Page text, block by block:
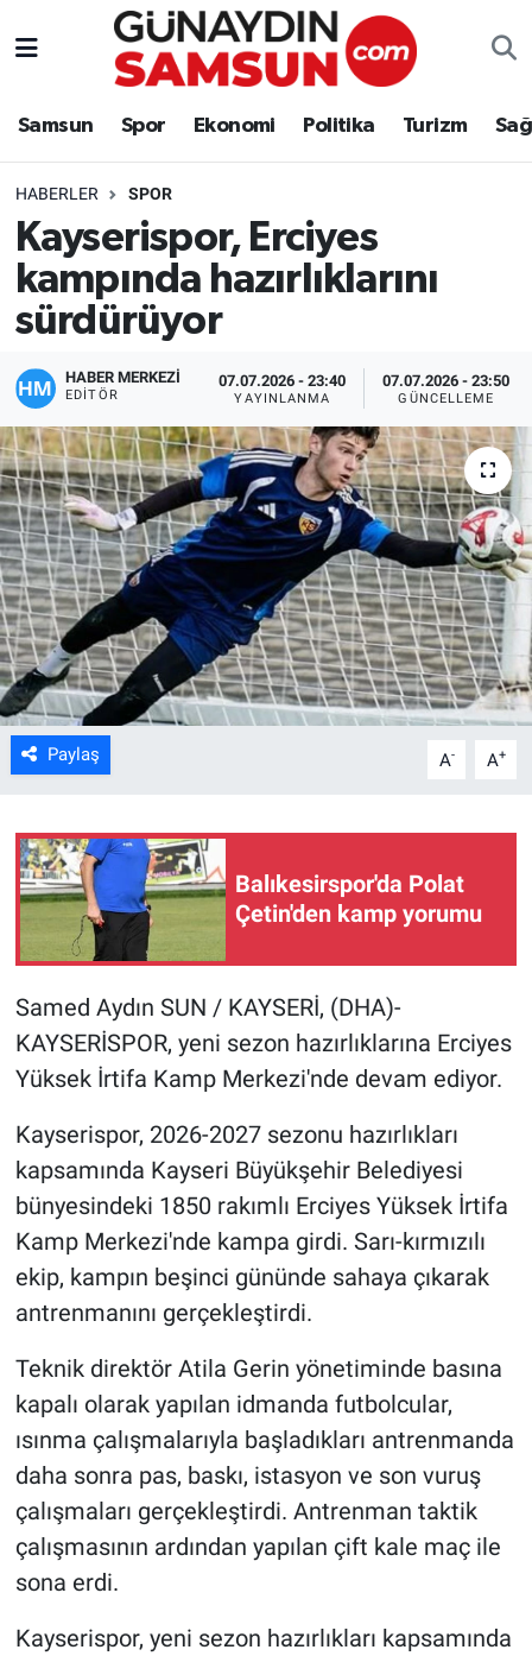
Samsun Spor Ekonomi Politika Turizm
HABERLER SPOR
Kayserispor, Erciyes
kampında hazırlıklarını
sürdürüyor
HABER MERKEZİ
EDITÖR
07.07.2026 - 23:40
YAYINLANMA
07.07.2026 - 23:50
GÜNCELLEME
Paylaş A- A+
Balıkesirspor'da Polat
Çetin'den kamp yorumu
Samed Aydın SUN / KAYSERİ, (DHA)-
KAYSERİSPOR, yeni sezon hazırlıklarına Erciyes
Yüksek İrtifa Kamp Merkezi'nde devam ediyor.
Kayserispor, 2026-2027 sezonu hazırlıkları
kapsamında Kayseri Büyükşehir Belediyesi
bünyesindeki 1850 rakımlı Erciyes Yüksek İrtifa
Kamp Merkezi'nde kampa girdi. Sarı-kırmızılı
ekip, kampın beşinci gününde sahaya çıkarak
antrenmanını gerçekleştirdi.
Teknik direktör Atila Gerin yönetiminde basına
kapalı olarak yapılan idmanda futbolcular,
ısınma çalışmalarıyla başladıkları antrenmanda
daha sonra pas, baskı, istasyon ve son vuruş
çalışmaları gerçekleştirdi. Antrenman taktik
çalışmasının ardından yapılan çift kale maç ile
sona erdi.
Kayserispor, yeni sezon hazırlıkları kapsamında
Samsun
Politika
Turizm
Sağlık
Eğitim
Yaşam
Kültür Sanat
Bilim ve Teknoloji
Genel
Nöbetçi Eczaneler
Süper Lig Puan Durumu ve Fikstür
Tüm Manşetler
Son Dakika Haberleri
Haber Arşivi